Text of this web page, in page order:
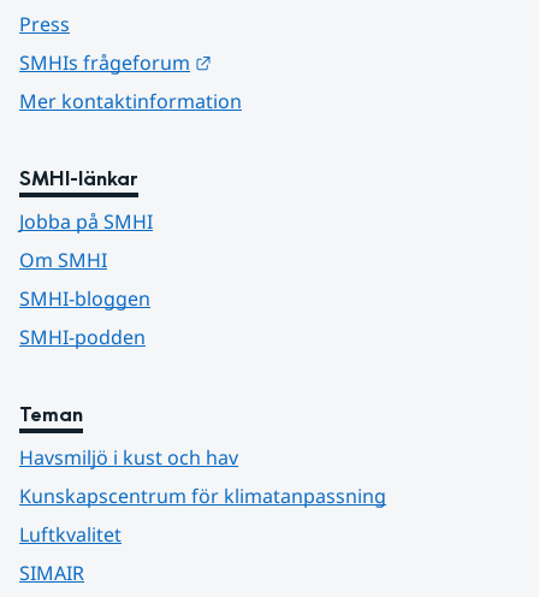
Press
SMHIs frågeforum
Mer kontaktinformation
SMHI-länkar
Jobba på SMHI
Om SMHI
SMHI-bloggen
SMHI-podden
Teman
Havsmiljö i kust och hav
Kunskapscentrum för klimatanpassning
Luftkvalitet
SIMAIR